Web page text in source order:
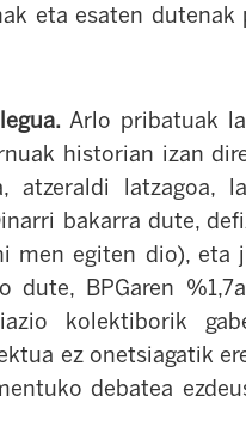
eta esaten
Arlo pribatuak
historian izan
atzeraldi latzagoa,
bakarra dute,
men egiten dio), eta
dute, BPGaren
kolektiborik
ez onetsiagatik
debatea